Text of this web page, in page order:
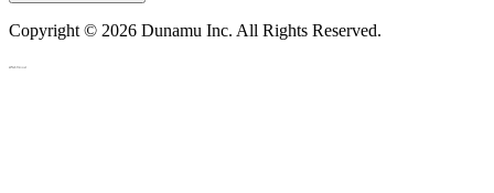
Copyright © 2026 Dunamu Inc. All Rights Reserved.